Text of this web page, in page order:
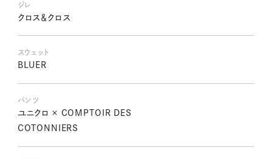
ジレ
クロス＆クロス
スウェット
BLUER
パンツ
ユニクロ × COMPTOIR DES
COTONNIERS